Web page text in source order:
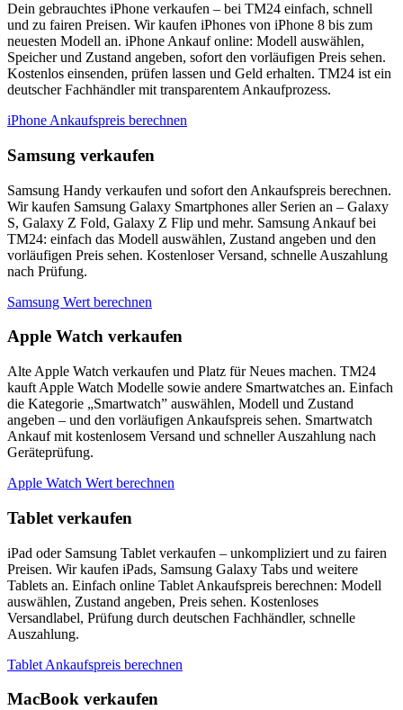
Dein gebrauchtes iPhone verkaufen – bei TM24 einfach, schnell
und zu fairen Preisen. Wir kaufen iPhones von iPhone 8 bis zum
neuesten Modell an. iPhone Ankauf online: Modell auswählen,
Speicher und Zustand angeben, sofort den vorläufigen Preis sehen.
Kostenlos einsenden, prüfen lassen und Geld erhalten. TM24 ist ein
deutscher Fachhändler mit transparentem Ankaufprozess.
iPhone Ankaufspreis berechnen
Samsung verkaufen
Samsung Handy verkaufen und sofort den Ankaufspreis berechnen.
Wir kaufen Samsung Galaxy Smartphones aller Serien an – Galaxy
S, Galaxy Z Fold, Galaxy Z Flip und mehr. Samsung Ankauf bei
TM24: einfach das Modell auswählen, Zustand angeben und den
vorläufigen Preis sehen. Kostenloser Versand, schnelle Auszahlung
nach Prüfung.
Samsung Wert berechnen
Apple Watch verkaufen
Alte Apple Watch verkaufen und Platz für Neues machen. TM24
kauft Apple Watch Modelle sowie andere Smartwatches an. Einfach
die Kategorie „Smartwatch” auswählen, Modell und Zustand
angeben – und den vorläufigen Ankaufspreis sehen. Smartwatch
Ankauf mit kostenlosem Versand und schneller Auszahlung nach
Geräteprüfung.
Apple Watch Wert berechnen
Tablet verkaufen
iPad oder Samsung Tablet verkaufen – unkompliziert und zu fairen
Preisen. Wir kaufen iPads, Samsung Galaxy Tabs und weitere
Tablets an. Einfach online Tablet Ankaufspreis berechnen: Modell
auswählen, Zustand angeben, Preis sehen. Kostenloses
Versandlabel, Prüfung durch deutschen Fachhändler, schnelle
Auszahlung.
Tablet Ankaufspreis berechnen
MacBook verkaufen